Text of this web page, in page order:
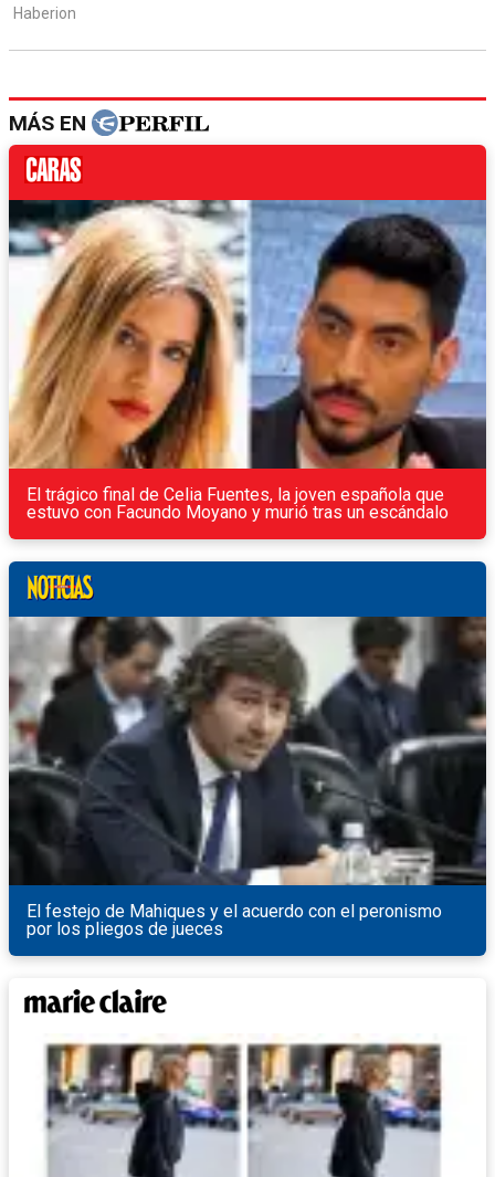
MÁS EN
El trágico final de Celia Fuentes, la joven española que
estuvo con Facundo Moyano y murió tras un escándalo
El festejo de Mahiques y el acuerdo con el peronismo
por los pliegos de jueces